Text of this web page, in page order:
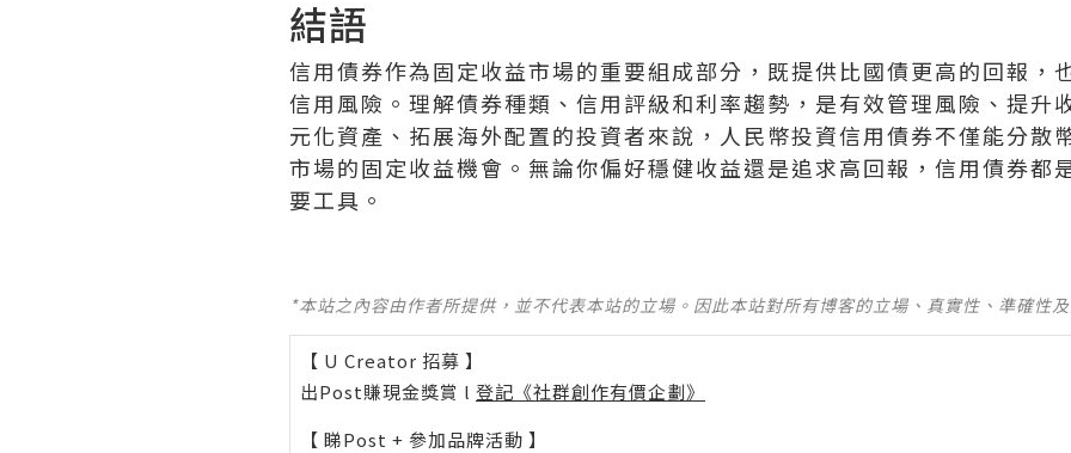
結語
信用債券作為固定收益市場的重要組成部分，既提供比國債更高的回報，
信用風險。理解債券種類、信用評級和利率趨勢，是有效管理風險、提升
元化資產、拓展海外配置的投資者來說，人民幣投資信用債券不僅能分散
市場的固定收益機會。無論你偏好穩健收益還是追求高回報，信用債券都
要工具。
*本站之內容由作者所提供，並不代表本站的立場。因此本站對所有博客的立場、真實性、準確性
【 U Creator 招募 】
出Post賺現金獎賞 l 登記《社群創作有價企劃》
【 睇Post + 參加品牌活動 】